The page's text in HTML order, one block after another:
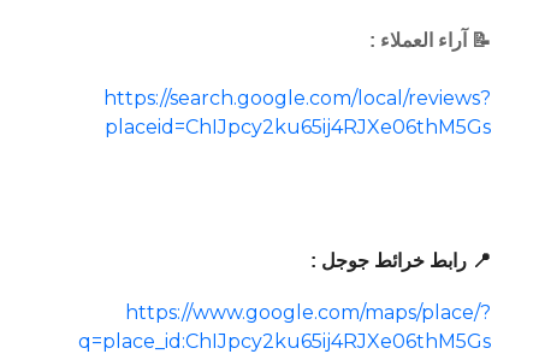
📝 آراء العملاء :
https://search.google.com/local/reviews?
placeid=ChIJpcy2ku65ij4RJXe06thM5Gs
📍 رابط خرائط جوجل :
https://www.google.com/maps/place/?
q=place_id:ChIJpcy2ku65ij4RJXe06thM5Gs